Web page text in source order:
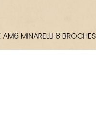
MINARELLI 8 BROCHES